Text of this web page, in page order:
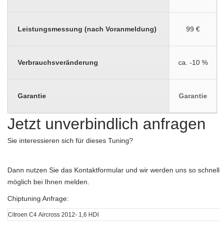
Leistungsmessung (nach Voranmeldung) 99 €
Verbrauchsveränderung ca. -10 %
Garantie Garantie
Jetzt unverbindlich anfragen
Sie interessieren sich für dieses Tuning?
Dann nutzen Sie das Kontaktformular und wir werden uns so
möglich bei Ihnen melden.
Chiptuning Anfrage: